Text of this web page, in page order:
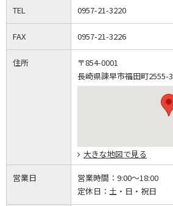
TEL 0957-21-3220
FAX 0957-21-3226
住所
〒854-0001
長崎県諫早市福田町2555-3
大きな地図で見る
営業日 営業時間： 9:00～18:00
定休日： 土・日・祝日